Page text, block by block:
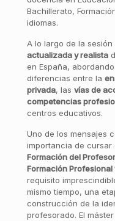
Bachillerato,
idiomas.
A lo largo de la
actualizada y realista
en España,
diferencias entre la
privada, las vías de
competencias
centros educativos.
Uno de los mensajes
importancia de cursar
Formación del
Formación Profesional
requisito
mismo tiempo, una
construcción de la
profesorado. El